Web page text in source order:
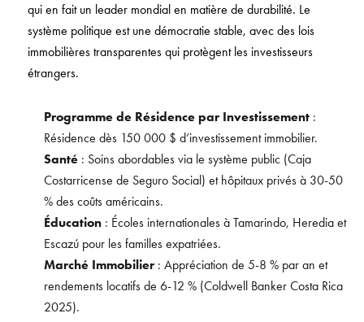
qui en fait un leader mondial en matière de durabilité. Le
système politique est une démocratie stable, avec des lois
immobilières transparentes qui protègent les investisseurs
étrangers.
Programme de Résidence par Investissement :
Résidence dès 150 000 $ d’investissement immobilier.
Santé : Soins abordables via le système public (Caja
Costarricense de Seguro Social) et hôpitaux privés à 30-50
% des coûts américains.
Éducation : Écoles internationales à Tamarindo, Heredia et
Escazú pour les familles expatriées.
Marché Immobilier : Appréciation de 5-8 % par an et
rendements locatifs de 6-12 % (Coldwell Banker Costa Rica
2025).